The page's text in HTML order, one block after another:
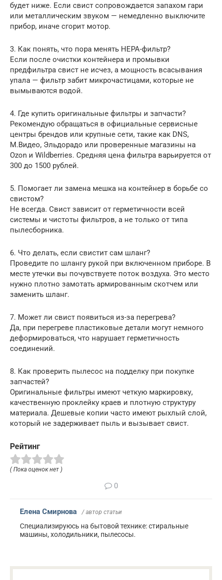
будет ниже. Если свист сопровождается запахом гари
или металлическим звуком — немедленно выключите
прибор, иначе сгорит мотор.
3. Как понять, что пора менять HEPA-фильтр?
Если после очистки контейнера и промывки
предфильтра свист не исчез, а мощность всасывания
упала — фильтр забит микрочастицами, которые не
вымываются водой.
4. Где купить оригинальные фильтры и запчасти?
Рекомендую обращаться в официальные сервисные
центры брендов или крупные сети, такие как DNS,
М.Видео, Эльдорадо или проверенные магазины на
Ozon и Wildberries. Средняя цена фильтра варьируется от
300 до 1500 рублей.
5. Помогает ли замена мешка на контейнер в борьбе со
свистом?
Не всегда. Свист зависит от герметичности всей
системы и чистоты фильтров, а не только от типа
пылесборника.
6. Что делать, если свистит сам шланг?
Проведите по шлангу рукой при включенном приборе. В
месте утечки вы почувствуете поток воздуха. Это место
нужно плотно замотать армированным скотчем или
заменить шланг.
7. Может ли свист появиться из-за перегрева?
Да, при перегреве пластиковые детали могут немного
деформироваться, что нарушает герметичность
соединений.
8. Как проверить пылесос на подделку при покупке
запчастей?
Оригинальные фильтры имеют четкую маркировку,
качественную проклейку краев и плотную структуру
материала. Дешевые копии часто имеют рыхлый слой,
который не задерживает пыль и вызывает свист.
Рейтинг
( Пока оценок нет )
0
Елена Смирнова / автор статьи
Специализируюсь на бытовой технике: стиральные
машины, холодильники, пылесосы.